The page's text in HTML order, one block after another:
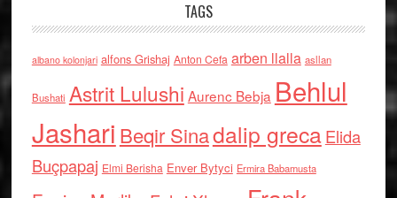
TAGS
albano kolonjari alfons Grishaj Anton Cefa arben llalla asllan
Bushati Astrit Lulushi Aurenc Bebja Behlul
Jashari Beqir Sinadalip grecaElida
Buçpapaj Elmi Berisha Enver Bytyci Ermira Babamusta